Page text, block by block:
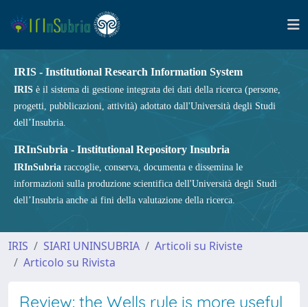
IRIS - Institutional Research Information System
IRIS è il sistema di gestione integrata dei dati della ricerca (persone,
progetti, pubblicazioni, attività) adottato dall'Università degli Studi
dell’Insubria.
IRInSubria - Institutional Repository Insubria
IRInSubria raccoglie, conserva, documenta e dissemina le
informazioni sulla produzione scientifica dell'Università degli Studi
dell’Insubria anche ai fini della valutazione della ricerca.
IRIS SIARI UNINSUBRIA
Articoli su Riviste
Articolo su Rivista
Review: the Wells rule is more useful